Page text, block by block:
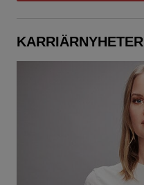
KARRIÄRNYHETER